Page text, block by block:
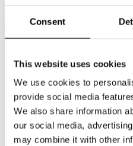
Consent
This website uses cookies
We use cookies to
provide social media
We also share information
our social media,
may combine it with other
Olemme mukana!
Video on tekstitetty sekä
Et ole hyväksynyt
MUUTA